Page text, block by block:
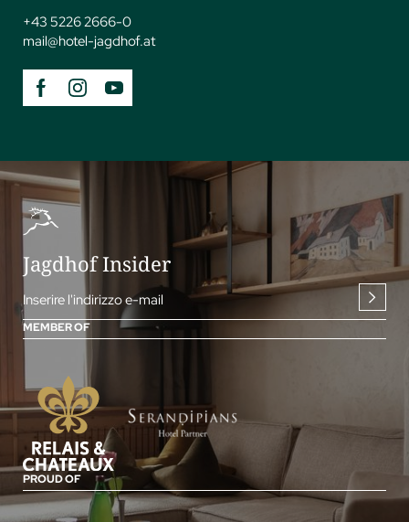
+43 5226 2666-0
mail@hotel-jagdhof.at
Jagdhof Insider
Inserire l'indirizzo e-mail
MEMBER OF
PROUD OF